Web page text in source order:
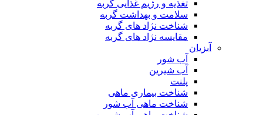
تغذیه و رژیم غذایی گربه
سلامت و بهداشت گربه
شناخت نژاد های گربه
مقایسه نژاد های گربه
آبزیان
آب شور
آب شیرین
پلنت
شناخت بیماری ماهی
شناخت ماهی آب شور